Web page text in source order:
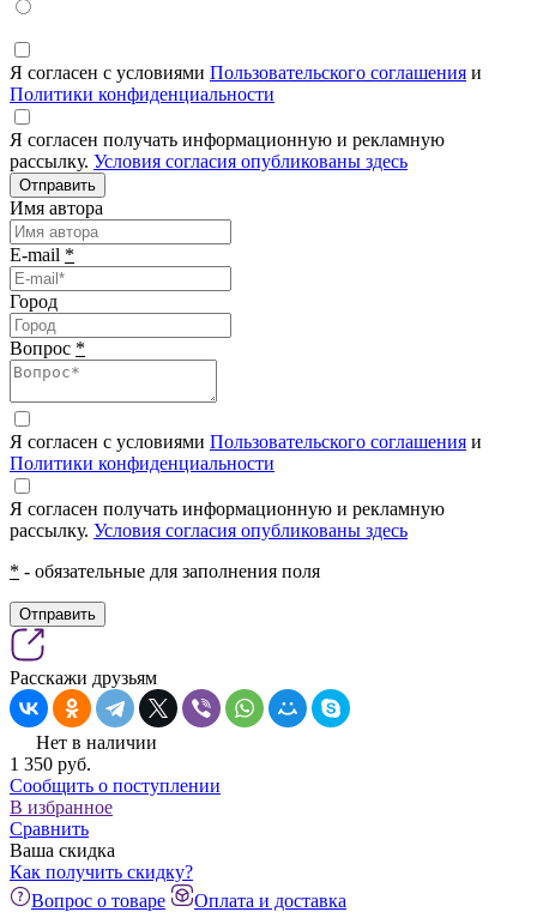
Я согласен с условиями Пользовательского соглашения и
Политики конфиденциальности
Я согласен получать информационную и рекламную
рассылку. Условия согласия опубликованы здесь
Отправить
Имя автора
E-mail *
Город
Вопрос *
Я согласен с условиями Пользовательского соглашения и
Политики конфиденциальности
Я согласен получать информационную и рекламную
рассылку. Условия согласия опубликованы здесь
* - обязательные для заполнения поля
Отправить
Расскажи друзьям
Нет в наличии
1 350 pуб.
Сообщить о поступлении
В избранное
Сравнить
Ваша скидка
Как получить скидку?
Вопрос о товаре
Оплата и доставка